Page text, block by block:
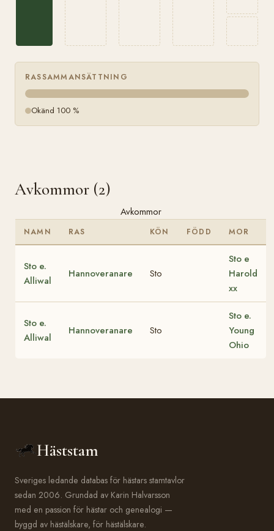
RASSAMMANSÄTTNING
Okänd 100 %
Avkommor (2)
Avkommor
NAMN RAS KÖN FÖDD MOR
Sto e.
Alliwal
Hannoveranare Sto
Sto e
Harold
xx
Sto e.
Alliwal
Hannoveranare Sto
Sto e.
Young
Ohio
Häststam
Sveriges ledande databas för hästars stamtavlor
sedan 2006. Grundad av Karin Halvarsson
med en passion för hästar och genealogi —
byggd av hästälskare, för hästälskare.